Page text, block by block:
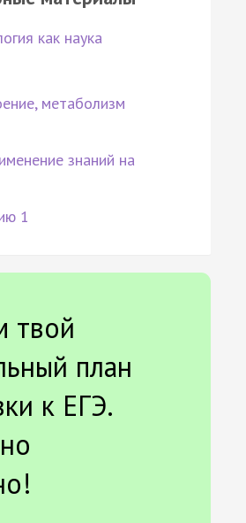
как наука
метаболизм
знаний на
1
твой
план
к ЕГЭ.